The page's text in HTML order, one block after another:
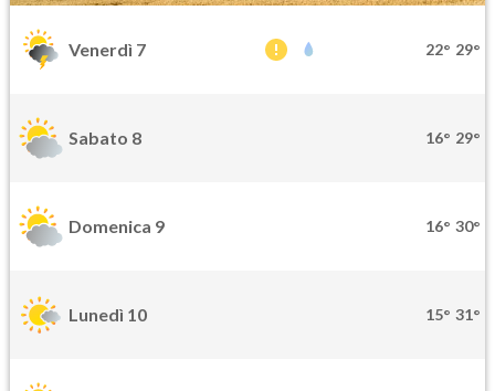
Venerdì 7 22° 29°
Sabato 8 16° 29°
Domenica 9 16° 30°
Lunedì 10 15° 31°